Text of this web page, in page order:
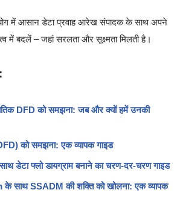
में आसान डेटा प्रवाह आरेख संपादक के साथ अपने
में बदलें – जहां सरलता और सूक्ष्मता मिलती है।
DFD को समझना: जब और क्यों हमें उनकी
को समझना: एक व्यापक गाइड
डेटा फ्लो डायग्राम बनाने का चरण-दर-चरण गाइड
साथ SSADM की शक्ति को खोलना: एक व्यापक